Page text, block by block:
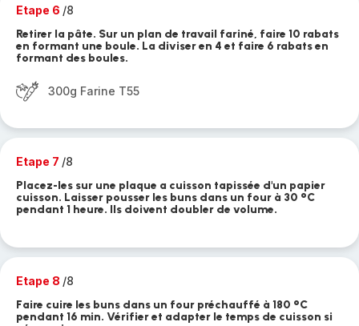
Etape 6 /8
Retirer la pâte. Sur un plan de travail fariné, faire 10 rabats
en formant une boule. La diviser en 4 et faire 6 rabats en
formant des boules.
300g Farine T55
Etape 7 /8
Placez-les sur une plaque a cuisson tapissée d'un papier
cuisson. Laisser pousser les buns dans un four à 30 °C
pendant 1 heure. Ils doivent doubler de volume.
Etape 8 /8
Faire cuire les buns dans un four préchauffé à 180 °C
pendant 16 min. Vérifier et adapter le temps de cuisson si